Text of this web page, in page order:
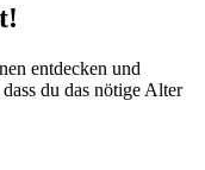
entdecken und
du das nötige Alter